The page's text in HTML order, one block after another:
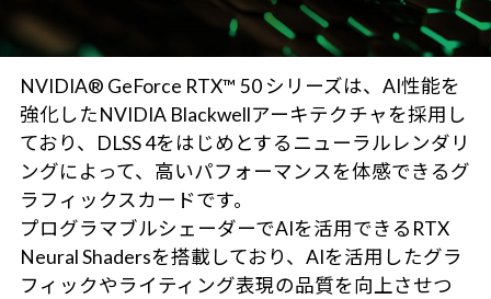
NVIDIA® GeForce RTX™ 50 シリーズは、AI性能を
強化したNVIDIA Blackwellアーキテクチャを採用し
ており、DLSS 4をはじめとするニューラルレンダリ
ングによって、高いパフォーマンスを体感できるグ
ラフィックスカードです。
プログラマブルシェーダーでAIを活用できるRTX
Neural Shadersを搭載しており、AIを活用したグラ
フィックやライティング表現の品質を向上させつ